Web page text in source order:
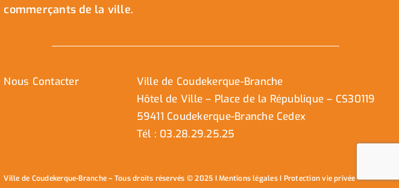
commerçants de la ville.
Nous Contacter
Ville de Coudekerque-Branche
Hôtel de Ville – Place de la République – CS30119
59411 Coudekerque-Branche Cedex
Tél : 03.28.29.25.25
Ville de Coudekerque-Branche – Tous droits réservés © 2025 IMentions légalesI Protection vie privée